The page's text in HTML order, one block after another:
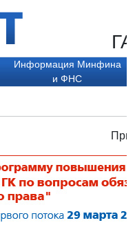
Информация Минфина
и ФНС